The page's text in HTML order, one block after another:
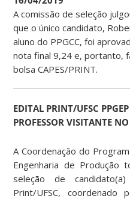
A comissão de seleção
que o único candidato,
aluno do PPGCC, foi
nota final 9,24 e, portanto,
bolsa CAPES/PRINT.
EDITAL PRINT/UFSC
PROFESSOR VISITANTE
A Coordenação do
Engenharia de Produção
seleção de
Print/UFSC, coordenado